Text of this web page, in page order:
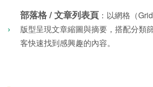
部落格 / 文章列表頁：以網格（
版型呈現文章縮圖與摘要，搭配分類
客快速找到感興趣的內容。